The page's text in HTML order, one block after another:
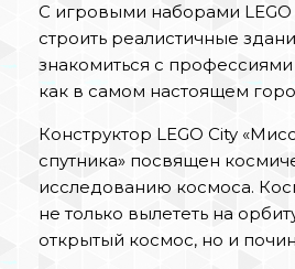
С игровыми наборами
строить реалистичные
знакомиться с профессиями
как в самом настоящем
Конструктор LEGO City
спутника» посвящен
исследованию космоса.
не только вылететь на
открытый космос, но и